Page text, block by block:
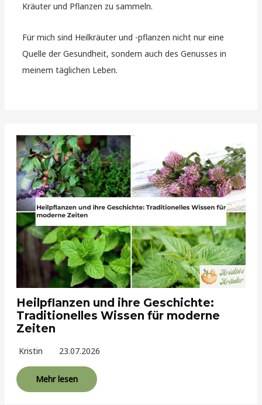
Kräuter und Pflanzen zu sammeln.
Für mich sind Heilkräuter und -pflanzen nicht nur eine
Quelle der Gesundheit, sondern auch des Genusses in
meinem täglichen Leben.
Heilpflanzen und ihre Geschichte:
Traditionelles Wissen für moderne
Zeiten
Kristin 23.07.2026
Mehr lesen